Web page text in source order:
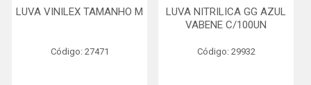
LUVA VINILEX TAMANHO M
Código: 27471
LUVA NITRILICA GG AZUL
VABENE C/100UN
Código: 29932